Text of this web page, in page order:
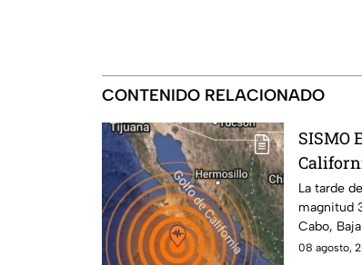
CONTENIDO RELACIONADO
SISMO
La tarde
magnitud
Cabo,
08 agosto,